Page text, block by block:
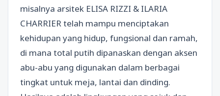
misalnya arsitek ELISA RIZZI & ILARIA
CHARRIER telah mampu menciptakan
kehidupan yang hidup, fungsional dan ramah,
di mana total putih dipanaskan dengan aksen
abu-abu yang digunakan dalam berbagai
tingkat untuk meja, lantai dan dinding.